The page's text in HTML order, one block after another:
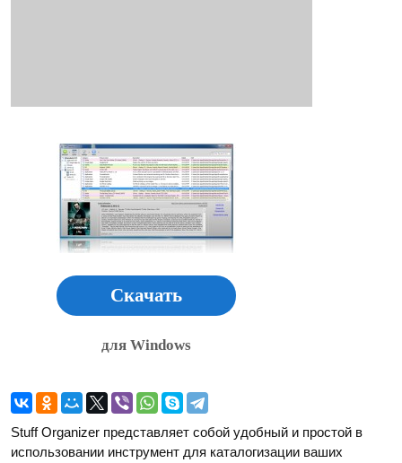
Скачать
для Windows
Stuff Organizer представляет собой удобный и простой в
использовании инструмент для каталогизации ваших